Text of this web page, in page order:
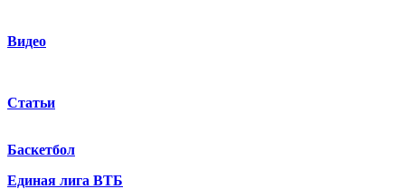
Видео
Статьи
Баскетбол
Единая лига ВТБ